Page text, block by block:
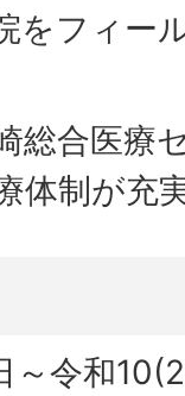
をフィー
総合医療
体制が充
～令和